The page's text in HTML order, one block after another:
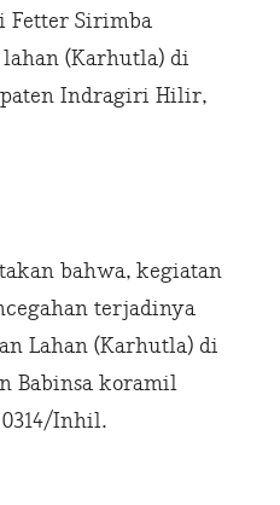
Fetter Sirimba
(Karhutla) di
Indragiri Hilir,
bahwa, kegiatan
terjadinya
Lahan (Karhutla) di
Babinsa koramil
Inhil.